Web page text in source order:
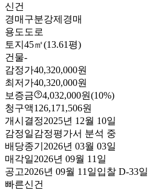
신건
경매구분강제경매
용도 도로
토지 45㎡(13.61평)
건물-
감정가40,320,000원
최저가40,320,000원
보증금
4,032,000원(10%)
청구액126,171,506원
개시결정2025년 12월 10일
감정일감정평가서 분석 중
배당종기 2026년 03월 03일
매각일2026년 09월 11일
공고2026년 09월 11일입찰 D-33일
빠른신건